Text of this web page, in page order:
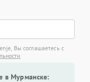
Вы соглашаетесь с
в Мурманске: